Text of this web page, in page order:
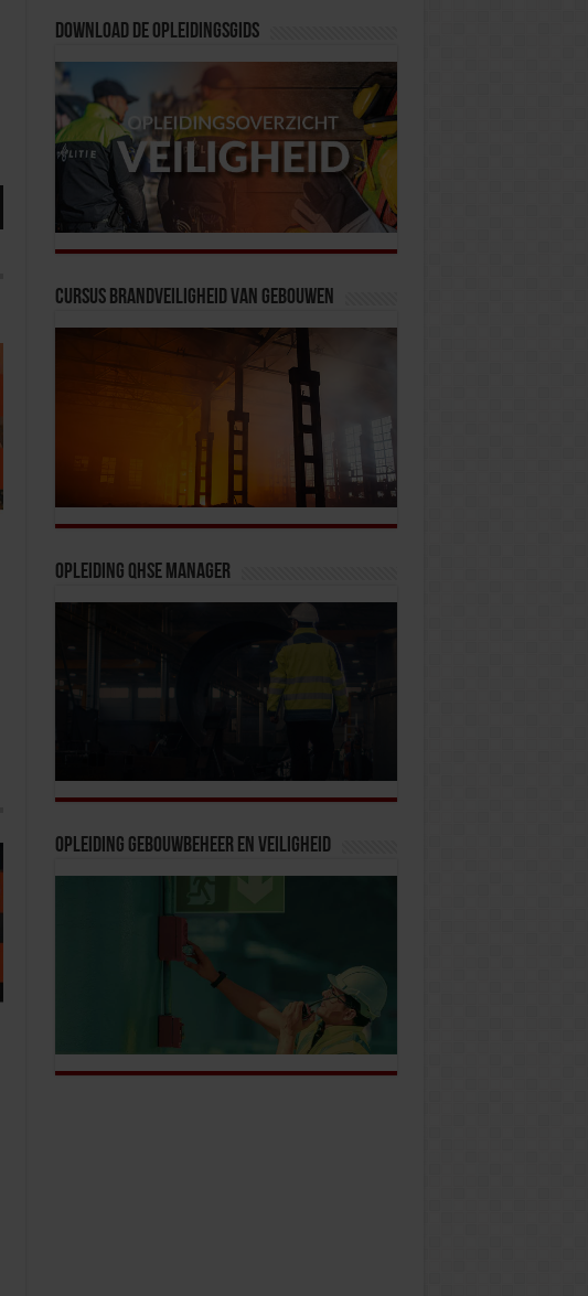
Download de opleidingsgids
Cursus Brandveiligheid van Gebouwen
Opleiding QHSE Manager
Opleiding Gebouwbeheer en veiligheid